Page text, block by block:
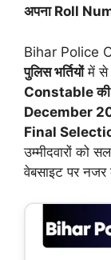
अपना Roll
Bihar Police
पुलिस भर्तियोंमें से
Constable की
December
Final
उम्मीदवारों को
वेबसाइट पर नजर